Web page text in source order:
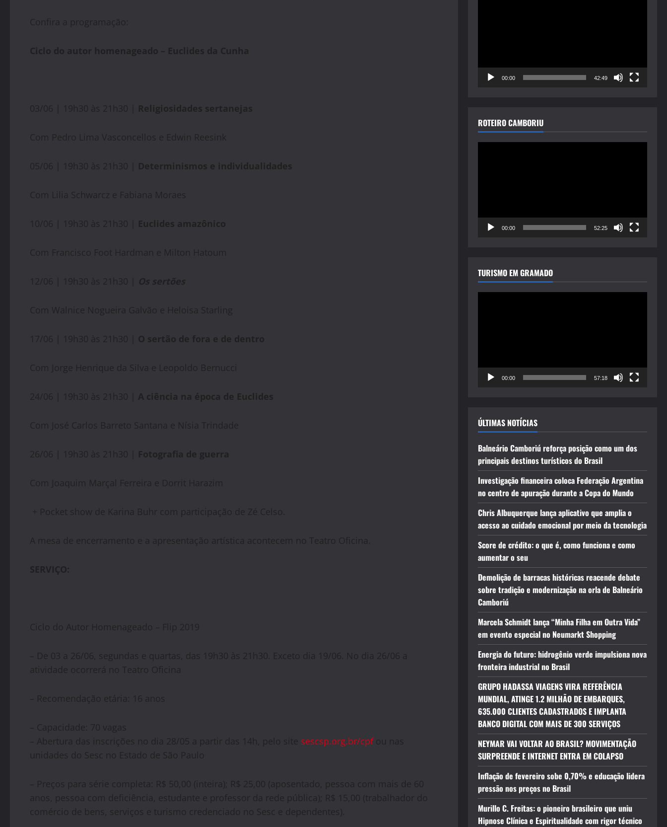
Confira a programação:
Ciclo do autor homenageado – Euclides da Cunha
03/06 | 19h30 às 21h30 | Religiosidades sertanejas
Com Pedro Lima Vasconcellos e Edwin Reesink
05/06 | 19h30 às 21h30 | Determinismos e individualidades
Com Lilia Schwarcz e Fabiana Moraes
10/06 | 19h30 às 21h30 | Euclides amazônico
Com Francisco Foot Hardman e Milton Hatoum
12/06 | 19h30 às 21h30 | Os sertões
Com Walnice Nogueira Galvão e Heloisa Starling
17/06 | 19h30 às 21h30 | O sertão de fora e de dentro
Com Jorge Henrique da Silva e Leopoldo Bernucci
24/06 | 19h30 às 21h30 | A ciência na época de Euclides
Com José Carlos Barreto Santana e Nísia Trindade
26/06 | 19h30 às 21h30 | Fotografia de guerra
Com Joaquim Marçal Ferreira e Dorrit Harazim
+ Pocket show de Karina Buhr com participação de Zé Celso.
A mesa de encerramento e a apresentação artística acontecem no Teatro Oficina.
SERVIÇO:
Ciclo do Autor Homenageado – Flip 2019
– De 03 a 26/06, segundas e quartas, das 19h30 às 21h30. Exceto dia 19/06. No dia 26/06 a
atividade ocorrerá no Teatro Oficina
– Recomendação etária: 16 anos
– Capacidade: 70 vagas
– Abertura das inscrições no dia 28/05 a partir das 14h, pelo site sescsp.org.br/cpfou nas
unidades do Sesc no Estado de São Paulo
– Preços para série completa: R$ 50,00 (inteira); R$ 25,00 (aposentado, pessoa com mais de 60
anos, pessoa com deficiência, estudante e professor da rede pública); R$ 15,00 (trabalhador do
comércio de bens, serviços e turismo credenciado no Sesc e dependentes).
00:00 42:49
ROTEIRO CAMBORIU
00:00 52:25
TURISMO EM GRAMADO
00:00 57:18
ÚLTIMAS NOTÍCIAS
Balneário Camboriú reforça posição como um dos
principais destinos turísticos do Brasil
Investigação financeira coloca Federação Argentina
no centro de apuração durante a Copa do Mundo
Chris Albuquerque lança aplicativo que amplia o
acesso ao cuidado emocional por meio da tecnologia
Score de crédito: o que é, como funciona e como
aumentar o seu
Demolição de barracas históricas reacende debate
sobre tradição e modernização na orla de Balneário
Camboriú
Marcela Schmidt lança “Minha Filha em Outra Vida”
em evento especial no Neumarkt Shopping
Energia do futuro: hidrogênio verde impulsiona nova
fronteira industrial no Brasil
GRUPO HADASSA VIAGENS VIRA REFERÊNCIA
MUNDIAL, ATINGE 1.2 MILHÃO DE EMBARQUES,
635.000 CLIENTES CADASTRADOS E IMPLANTA
BANCO DIGITAL COM MAIS DE 300 SERVIÇOS
NEYMAR VAI VOLTAR AO BRASIL? MOVIMENTAÇÃO
SURPREENDE E INTERNET ENTRA EM COLAPSO
Inflação de fevereiro sobe 0,70% e educação lidera
pressão nos preços no Brasil
Murillo C. Freitas: o pioneiro brasileiro que uniu
Hipnose Clínica e Espiritualidade com rigor técnico